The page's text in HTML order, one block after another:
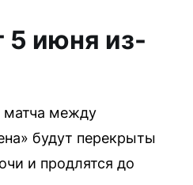
5 июня из-
матча между
будут перекрыты
и продлятся до